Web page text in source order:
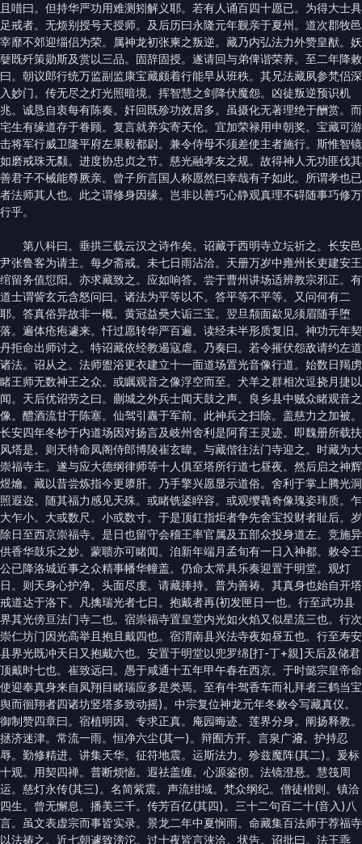
且唶曰。但持华严功用难测矧解义耶。若有人诵百四十愿已。为得大士具
足戒者。无烦别授号天授师。及后历曰永隆元年觐亲于夏州。道次郡牧邑
宰靡不郊迎缁侣为荣。属神龙初张柬之叛逆。藏乃内弘法力外赞皇猷。妖
㜸既歼策勋斯及赏以三品。固辞固授。遂请回与弟俾谐荣养。至二年降敕
曰。朝议郎行统万监副监康宝藏颇着行能早从班秩。其兄法藏夙参梵侣深
入妙门。传无尽之灯光照暗境。挥智慧之剑降伏魔怨。凶徒叛逆预识机
兆。诚恳自衷每有陈奏。奸回既殄功效居多。虽摄化无著理绝于酬赏。而
宅生有缘道存于眷顾。复言就养实寄天伦。宜加荣禄用申朝奖。宝藏可游
击将军行威卫隆平府左果毅都尉。兼令侍母不须差使主者施行。斯惟智镜
如磨戒珠无颣。进度协忠贞之节。慈光融孝友之规。故得神人无功匪伐其
善君子不械能尊厥亲。曾子所言国人称愿然曰幸哉有子如此。所谓孝也已
者法师其人也。此之谓修身因缘。岂非以善巧心静观真理不碍随事巧修万
行乎。
第八科曰。垂拱三载云汉之诗作矣。诏藏于西明寺立坛祈之。长安邑
尹张鲁客为请主。每夕斋戒。未七日雨沾洽。天册万岁中雍州长吏建安王
绾留务值愆阳。亦求藏致之。应如响答。尝于曹州讲场适辨教宗邪正。有
道士谓訾玄元含怒问曰。诸法为平等以不。答平等不平等。又问何有二
耶。答真俗异故非一概。黄冠益奰大诟三宝。翌旦颒面歘见须眉随手堕
落。遍体疮疱遽来。忏过愿转华严百遍。读经未半形质复旧。神功元年契
丹拒命出师讨之。特诏藏依经教遏寇虐。乃奏曰。若令摧伏怨敌请约左道
诸法。诏从之。法师盥浴更衣建立十一面道场置光音像行道。始数日羯虏
睹王师无数神王之众。或瞩观音之像浮空而至。犬羊之群相次逗挠月捷以
闻。天后优诏劳之曰。蒯城之外兵士闻天鼓之声。良乡县中贼众睹观音之
像。醴酒流甘于陈塞。仙驾引纛于军前。此神兵之扫除。盖慈力之加被。
长安四年冬杪于内道场因对扬言及岐州舍利是阿育王灵迹。即魏册所载扶
风塔是。则天特命凤阁侍郎博陵崔玄暐。与藏偕往法门寺迎之。时藏为大
崇福寺主。遂与应大德纲律师等十人俱至塔所行道七昼夜。然后启之神辉
煜爚。藏以昔尝炼指今更隳肝。乃手擎兴愿显示道俗。舍利于掌上腾光洞
照遐迩。随其福力感见天殊。或睹铣鋈睟容。或观缨毳奇像瑰姿玮质。乍
大乍小。大或数尺。小或数寸。于是顶釭指炬者争先舍宝投财者耻后。岁
除日至西京崇福寺。是日也留守会稽王率官属及五部众投身道左。竞施异
供香华鼓乐之妙。蒙聩亦可睹闻。洎新年端月孟旬有一日入神都。敕令王
公已降洛城近事之众精事幡华幢盖。仍命太常具乐奏迎置于明堂。观灯
日。则天身心护净。头面尽虔。请藏捧持。普为善祷。其真身也始自开塔
戒道达于洛下。凡擒瑞光者七日。抱戴者再(初发匣日一也。行至武功县
界其光傍亘法门寺二也。宿崇福寺置皇堂内光如火焰又似星流三也。行次
崇仁坊门因光高举且抱且戴四也。宿渭南县兴法寺夜如昼五也。行至寿安
县界光既冲天日又抱戴六也。安置于明堂以兜罗绵[打-丁+親]天后及储君
顶戴时七也。崔致远曰。愚于咸通十五年甲午春在西京。于时懿宗皇帝命
使迎奉真身来自凤翔目睹瑞应多是类焉。至有牛驾香车而礼拜者三鹤当宝
舆而徊翔者四诸坊竖塔多致动摇)。中宗复位神龙元年冬敕令写藏真仪。
御制赞四章曰。宿植明因。专求正真。庵园晦迹。莲界分身。阐扬释教。
拯济迷津。常流一雨。恒净六尘(其一)。辩囿方开。言泉广𤀹。护持忍
辱。勤修精进。讲集天华。征符地震。运斯法力。殄兹魔阵(其二)。爰标
十观。用契四禅。普断烦恼。遐祛盖缠。心源鉴彻。法镜澄悬。慧筏周
运。慈灯永传(其三)。名简紫震。声流绀域。梵众纲纪。僧徒楷则。镇洽
四生。曾无懈息。播美三千。传芳百亿(其四)。三十二句百二十(音入)八
言。虽文表虚宗而事皆实录。景龙二年中夏悯雨。命藏集百法师于荐福寺
以法祷之。近七朝遽致滂沱。过十夜皆言浃洽。状告。诏批曰。法王乖